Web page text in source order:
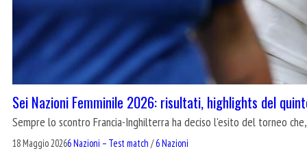
Sei Nazioni Femminile 2026: risultati, highlights del
Sempre lo scontro Francia-Inghilterra ha deciso l'esito del torneo
18 Maggio 20266 Nazioni – Test match /6 Nazioni